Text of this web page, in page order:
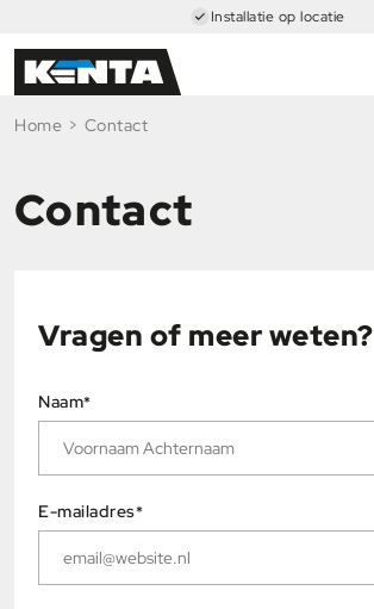
Installatie op locatie
Home > Contact
Contact
Vragen of meer weten?
Naam*
E-mailadres*